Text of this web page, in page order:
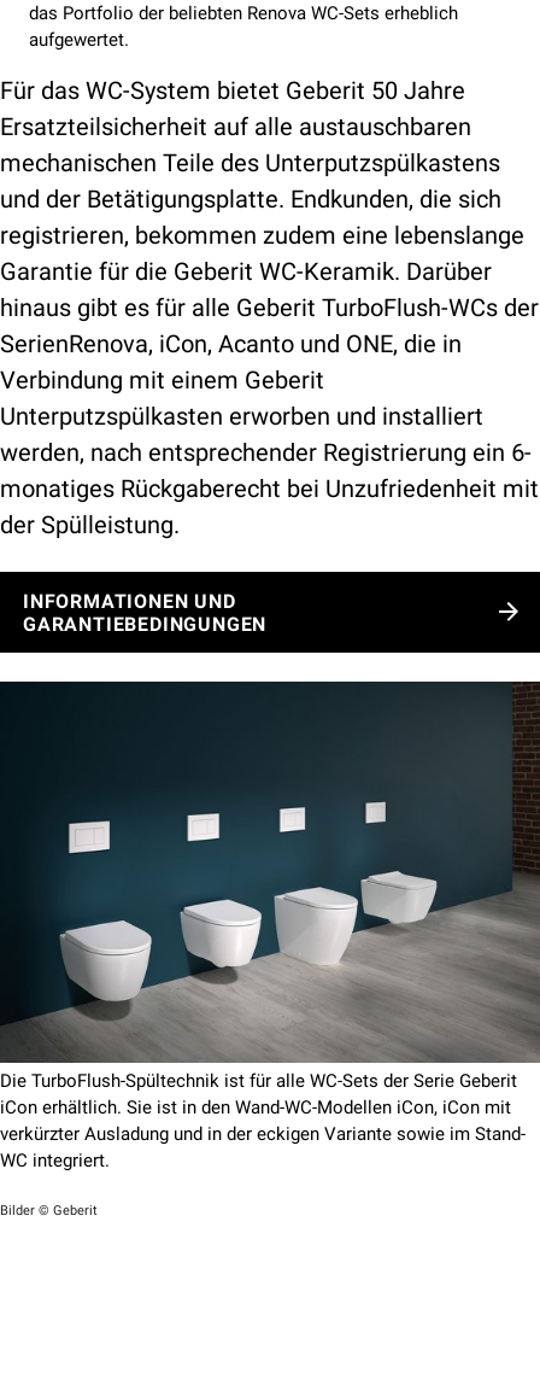
das Portfolio der beliebten Renova WC-Sets erheblich
aufgewertet.
Für das WC-System bietet Geberit 50 Jahre
Ersatzteilsicherheit auf alle austauschbaren
mechanischen Teile des Unterputzspülkastens
und der Betätigungsplatte. Endkunden, die sich
registrieren, bekommen zudem eine lebenslange
Garantie für die Geberit WC-Keramik. Darüber
hinaus gibt es für alle Geberit TurboFlush-WCs der
SerienRenova, iCon, Acanto und ONE, die in
Verbindung mit einem Geberit
Unterputzspülkasten erworben und installiert
werden, nach entsprechender Registrierung ein 6-
monatiges Rückgaberecht bei Unzufriedenheit mit
der Spülleistung.
INFORMATIONEN UND
GARANTIEBEDINGUNGEN
Die TurboFlush-Spültechnik ist für alle WC-Sets der Serie Geberit
iCon erhältlich. Sie ist in den Wand-WC-Modellen iCon, iCon mit
verkürzter Ausladung und in der eckigen Variante sowie im Stand-
WC integriert.
Bilder © Geberit